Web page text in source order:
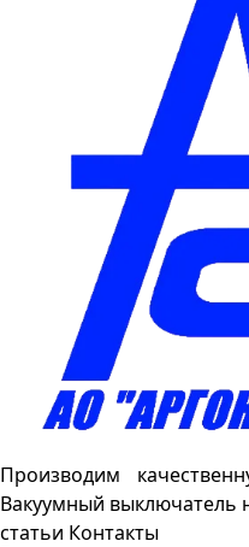
Производим
Вакуумный выключатель
статьи Контакты